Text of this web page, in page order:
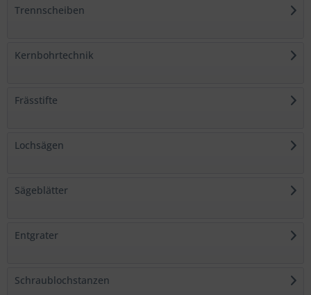
Trennscheiben
Kernbohrtechnik
Frässtifte
Lochsägen
Sägeblätter
Entgrater
Schraublochstanzen